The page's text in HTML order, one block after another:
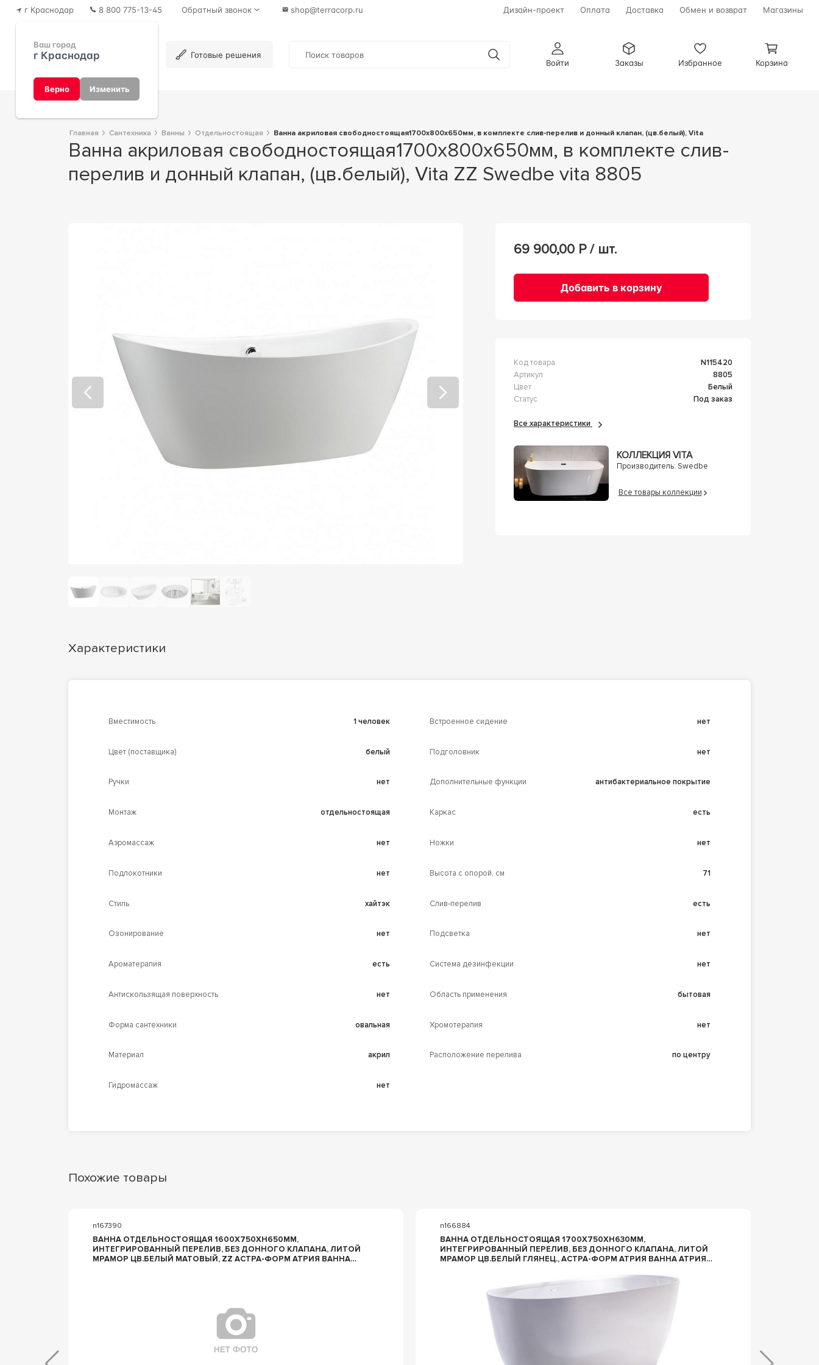
г Краснодар
Ваш город
г Краснодар
Верно Изменить
8 800 775-13-45 Обратный звонок shop@terracorp.ru Дизайн-проект Оплата Доставка Обмен и возврат Магазины
Готовые решения
Войти
Заказы Избранное Корзина
Главная Сантехника Ванны Отдельностоящая Ванна акриловая свободностоящая1700х800х650мм, в комплекте слив-перелив и донный клапан, (цв.белый), Vita
Ванна акриловая свободностоящая1700х800х650мм, в комплекте слив-
перелив и донный клапан, (цв.белый), Vita ZZ Swedbe vita 8805
69 900,00 Р / шт.
Добавить в корзину
Код товара
n115420
Артикул
8805
Цвет
Белый
Статус
Под заказ
Все характеристики
КОЛЛЕКЦИЯ VITA
Производитель: Swedbe
Все товары коллекции
Характеристики
Вместимость 1 человек Встроенное сидение нет
Цвет (поставщика) белый Подголовник нет
Ручки нет Дополнительные функции антибактериальное покрытие
Монтаж отдельностоящая Каркас есть
Аэромассаж нет Ножки нет
Подлокотники нет Высота с опорой, см 71
Стиль хайтэк Слив-перелив есть
Озонирование нет Подсветка нет
Ароматерапия есть Система дезинфекции нет
Антискользящая поверхность нет Область применения бытовая
Форма сантехники овальная Хромотерапия нет
Материал акрил Расположение перелива по центру
Гидромассаж нет
Похожие товары
n167390
ВАННА ОТДЕЛЬНОСТОЯЩАЯ 1600X750XH650ММ,
ИНТЕГРИРОВАННЫЙ ПЕРЕЛИВ, БЕЗ ДОННОГО КЛАПАНА, ЛИТОЙ
МРАМОР ЦВ.БЕЛЫЙ МАТОВЫЙ, ZZ АСТРА-ФОРМ АТРИЯ ВАННА
n166884
ВАННА ОТДЕЛЬНОСТОЯЩАЯ 1700X750XH630ММ,
ИНТЕГРИРОВАННЫЙ ПЕРЕЛИВ, БЕЗ ДОННОГО КЛАПАНА, ЛИТОЙ
МРАМОР ЦВ.БЕЛЫЙ ГЛЯНЕЦ., АСТРА-ФОРМ АТРИЯ ВАННА АТРИЯ